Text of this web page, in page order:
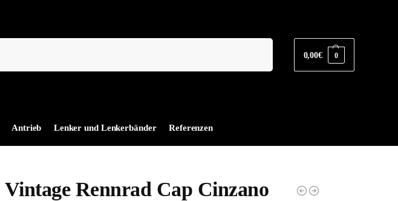
0,00€ 0
Antrieb Lenker und Lenkerbänder Referenzen
Vintage Rennrad Cap Cinzano